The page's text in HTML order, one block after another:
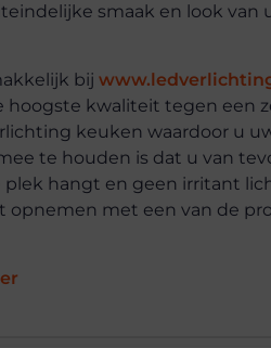
smaak en look van
bij
kwaliteit tegen een
keuken waardoor u
te houden is dat u van
hangt en geen irritant
met een van de